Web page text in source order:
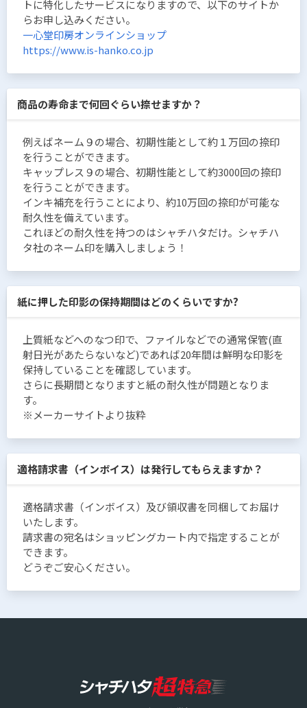
トに特化したサービスになりますので、以下のサイトか
らお申し込みください。
一心堂印房オンラインショップ
https://www.is-hanko.co.jp
商品の寿命まで何回ぐらい捺せますか？
例えばネーム９の場合、初期性能として約１万回の捺印
を行うことができます。
キャップレス９の場合、初期性能として約3000回の捺印
を行うことができます。
インキ補充を行うことにより、約10万回の捺印が可能な
耐久性を備えています。
これほどの耐久性を持つのはシャチハタだけ。シャチハ
タ社のネーム印を購入しましょう！
紙に押した印影の保持期間はどのくらいですか?
上質紙などへのなつ印で、ファイルなどでの通常保管(直
射日光があたらないなど)であれば20年間は鮮明な印影を
保持していることを確認しています。
さらに長期間となりますと紙の耐久性が問題となりま
す。
※メーカーサイトより抜粋
適格請求書（インボイス）は発行してもらえますか？
適格請求書（インボイス）及び領収書を同梱してお届け
いたします。
請求書の宛名はショッピングカート内で指定することが
できます。
どうぞご安心ください。